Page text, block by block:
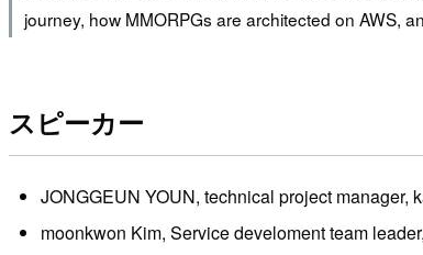
journey, how MMORPGs are architected on AWS,
スピーカー
JONGGEUN YOUN, technical project manager,
moonkwon Kim, Service develoment team